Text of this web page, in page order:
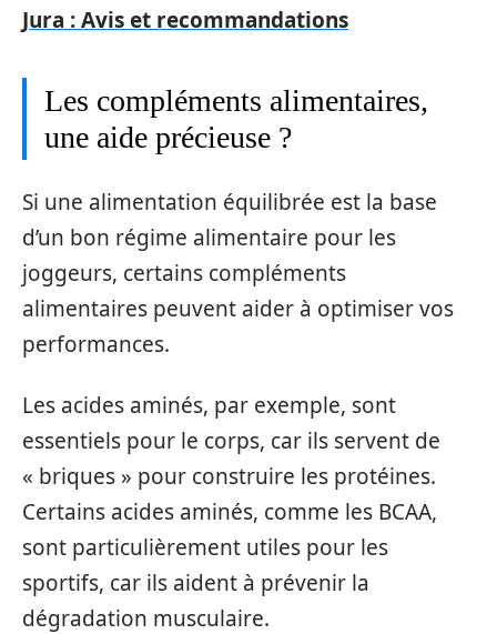
Jura : Avis et recommandations
Les compléments alimentaires,
une aide précieuse ?
Si une alimentation équilibrée est la base
d’un bon régime alimentaire pour les
joggeurs, certains compléments
alimentaires peuvent aider à optimiser vos
performances.
Les acides aminés, par exemple, sont
essentiels pour le corps, car ils servent de
« briques » pour construire les protéines.
Certains acides aminés, comme les BCAA,
sont particulièrement utiles pour les
sportifs, car ils aident à prévenir la
dégradation musculaire.